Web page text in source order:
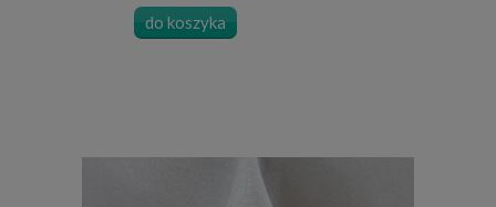
do koszyka